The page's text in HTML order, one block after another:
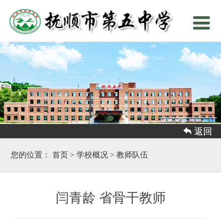
 返回
您的位置： 首页 >学校概况 >教师队伍
闫青龄 省骨干教师